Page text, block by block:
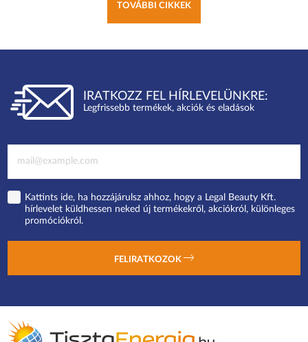
TOVÁBBI CIKKEK
IRATKOZZ FEL HÍRLEVELÜNKRE:
Legfrissebb termékek, akciók és eladások
Kattints ide, ha hozzájárulsz ahhoz, hogy a Legal Beauty Kft.
hírlevelet küldhessen neked új termékekről, akciókról, különleges
promóciókról.
FELIRATKOZOK